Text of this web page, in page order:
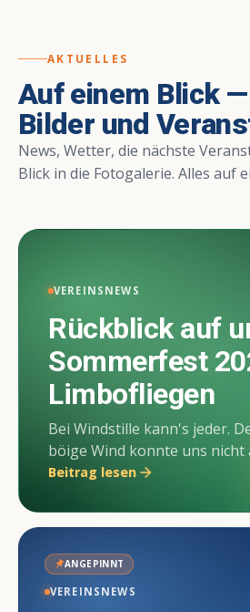
AKTUELLES
Auf einem Blick
Bilder und
News, Wetter, die nächste
Blick in die Fotogalerie. Alles auf
VEREINSNEWS
Rückblick auf
Sommerfest
Limbofliegen
Bei Windstille kann's jeder.
böige Wind konnte uns nicht
Beitrag lesen arrow_forward
push_pinANGEPINNT
VEREINSNEWS